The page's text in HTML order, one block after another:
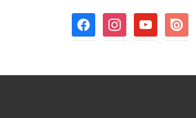
facebookinstagramyoutubeissuu